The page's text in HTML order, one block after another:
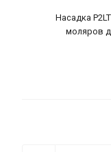
Насадка
моляров